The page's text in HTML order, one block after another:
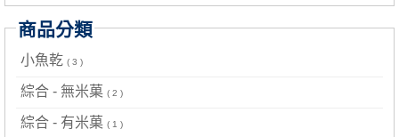
商品分類
小魚乾 ( 3 )
綜合 - 無米菓 ( 2 )
綜合 - 有米菓 ( 1 )